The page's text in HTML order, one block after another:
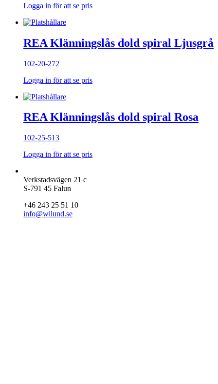
Logga in för att se pris
REA Klänningslås dold spiral Ljusgrå
102-20-272
Logga in för att se pris
REA Klänningslås dold spiral Rosa
102-25-513
Logga in för att se pris
Verkstadsvägen 21 c
S-791 45 Falun
+46 243 25 51 10
info@wilund.se